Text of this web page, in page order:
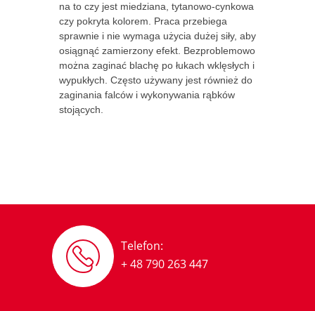
na to czy jest miedziana, tytanowo-cynkowa
czy pokryta kolorem. Praca przebiega
sprawnie i nie wymaga użycia dużej siły, aby
osiągnąć zamierzony efekt. Bezproblemowo
można zaginać blachę po łukach wklęsłych i
wypukłych. Często używany jest również do
zaginania falców i wykonywania rąbków
stojących.
Telefon:
+ 48 790 263 447